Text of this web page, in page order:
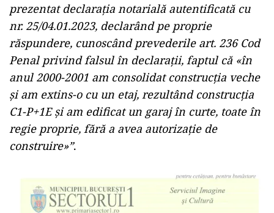
prezentat declarația notarială autentificată cu
nr. 25/04.01.2023, declarând pe proprie
răspundere, cunoscând prevederile art. 236 Cod
Penal privind falsul în declarații, faptul că «în
anul 2000-2001 am consolidat construcția veche
și am extins-o cu un etaj, rezultând construcția
C1-P+1E și am edificat un garaj în curte, toate în
regie proprie, fără a avea autorizație de
construire»”.